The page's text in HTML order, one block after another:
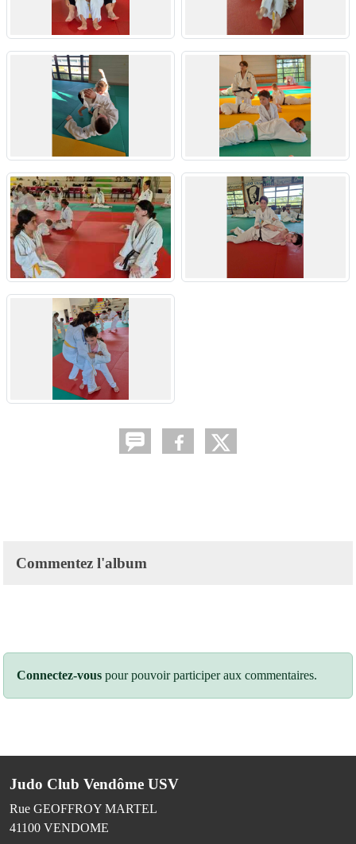
Commentez l'album
Connectez-vous pour pouvoir participer aux commentaires.
Judo Club Vendôme USV
Rue GEOFFROY MARTEL
41100 VENDOME